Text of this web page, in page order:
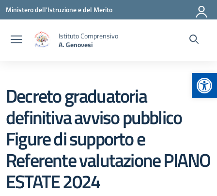
Vai ai contenuti
Vai al menu di navigazione
Vai al footer
Ministero dell'Istruzione e del Merito
Istituto Comprensivo
A. Genovesi
Decreto graduatoria
definitiva avviso pubblico
Figure di supporto e
Referente valutazione PIANO
ESTATE 2024